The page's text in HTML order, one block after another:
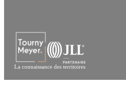
La connaissance des territoires